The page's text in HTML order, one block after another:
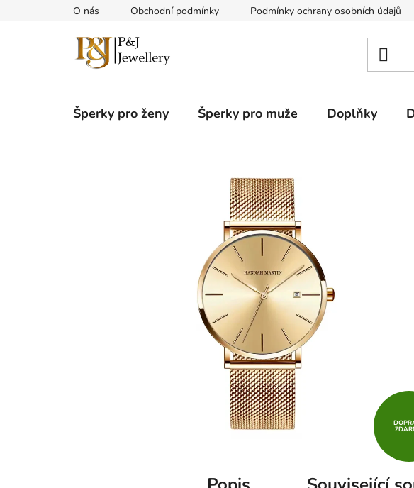
O nás Obchodní podmínky Podmínky ochrany osobních údajů
Šperky pro ženy Šperky pro muže Doplňky